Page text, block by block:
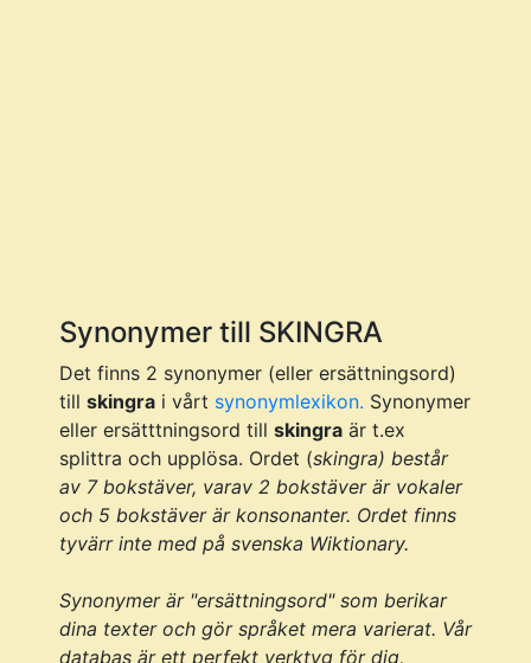
Synonymer till SKINGRA
Det finns 2 synonymer (eller ersättningsord)
till skingra i vårt synonymlexikon. Synonymer
eller ersätttningsord till skingra är t.ex
splittra och upplösa. Ordet (skingra) består
av 7 bokstäver, varav 2 bokstäver är vokaler
och 5 bokstäver är konsonanter. Ordet finns
tyvärr inte med på svenska Wiktionary.
Synonymer är "ersättningsord" som berikar
dina texter och gör språket mera varierat. Vår
databas är ett perfekt verktyg för dig,